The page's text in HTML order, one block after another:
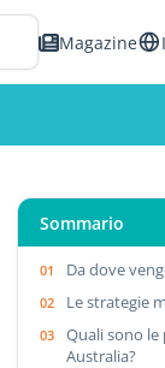
Magazine
Sommario
Da dove
Le strategie
Quali sono
Australia?